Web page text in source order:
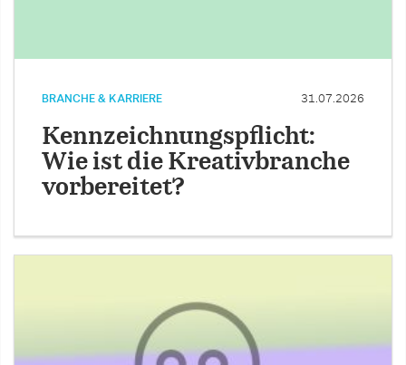
BRANCHE & KARRIERE 31.07.2026
Kennzeichnungspflicht:
Wie ist die Kreativbranche
vorbereitet?